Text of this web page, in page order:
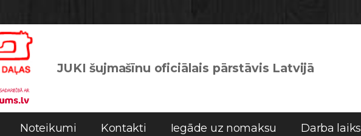
JUKI šujmašīnu oficiālais pārstāvis Latvijā
Noteikumi Kontakti Iegāde uz nomaksu Darba laiks